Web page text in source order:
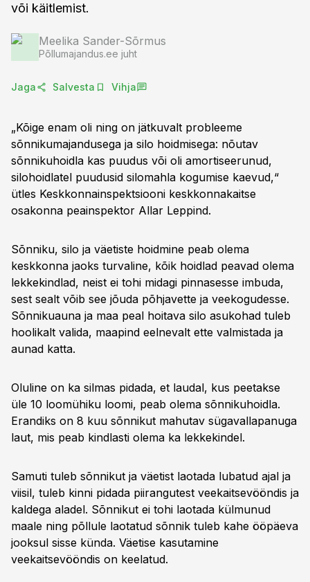
või käitlemist.
Meelika Sander-Sõrmus
Põllumajandus.ee juht
Jaga Salvesta Vihja
„Kõige enam oli ning on jätkuvalt probleeme
sõnnikumajandusega ja silo hoidmisega: nõutav
sõnnikuhoidla kas puudus või oli amortiseerunud,
silohoidlatel puudusid silomahla kogumise kaevud,“
ütles Keskkonnainspektsiooni keskkonnakaitse
osakonna peainspektor Allar Leppind.
Sõnniku, silo ja väetiste hoidmine peab olema
keskkonna jaoks turvaline, kõik hoidlad peavad olema
lekkekindlad, neist ei tohi midagi pinnasesse imbuda,
sest sealt võib see jõuda põhjavette ja veekogudesse.
Sõnnikuauna ja maa peal hoitava silo asukohad tuleb
hoolikalt valida, maapind eelnevalt ette valmistada ja
aunad katta.
Oluline on ka silmas pidada, et laudal, kus peetakse
üle 10 loomühiku loomi, peab olema sõnnikuhoidla.
Erandiks on 8 kuu sõnnikut mahutav sügavallapanuga
laut, mis peab kindlasti olema ka lekkekindel.
Samuti tuleb sõnnikut ja väetist laotada lubatud ajal ja
viisil, tuleb kinni pidada piirangutest veekaitsevööndis ja
kaldega aladel. Sõnnikut ei tohi laotada külmunud
maale ning põllule laotatud sõnnik tuleb kahe ööpäeva
jooksul sisse künda. Väetise kasutamine
veekaitsevööndis on keelatud.